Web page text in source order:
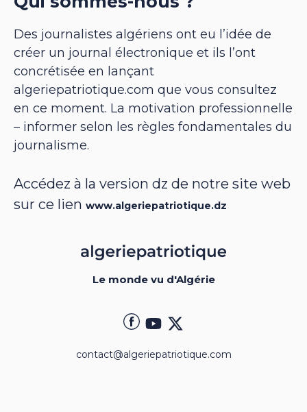
Des journalistes algériens ont eu l’idée de
créer un journal électronique et ils l’ont
concrétisée en lançant
algeriepatriotique.com que vous consultez
en ce moment. La motivation professionnelle
– informer selon les règles fondamentales du
journalisme.
Accédez à la version dz de notre site web
sur ce lien www.algeriepatriotique.dz
Le monde vu d'Algérie
contact@algeriepatriotique.com